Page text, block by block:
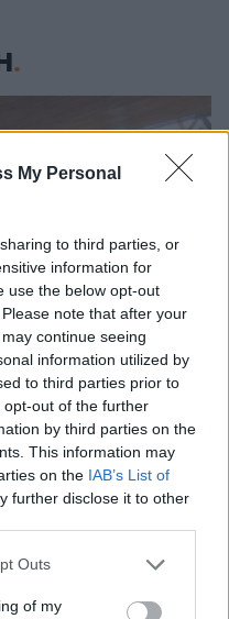
My Personal
to third parties, or
information for
use the below opt-out
note that after your
continue seeing
information utilized by
to third parties prior to
out of the further
by third parties on the
This information may
on the IAB’s List of
further disclose it to other
one or more Google
You may click to
Outs
of my
Ο 15χρονος